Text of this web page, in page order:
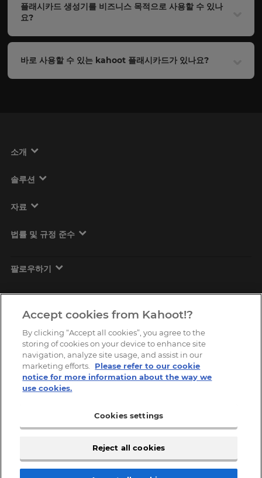
플래시카드 생성기를 비즈니스 목적으로 사용할 수 있나
요?
바로 사용할 수 있는 kahoot 플래시카드가 있나요?
소개
솔루션
자료
법률 및 규정 준수
팔로우하기
Copyright © 2026, Kahoot! All Rights Reserved.
Accept cookies from Kahoot!?
By clicking “Accept all cookies”, you agree to the
storing of cookies on your device to enhance site
navigation, analyze site usage, and assist in our
marketing efforts.
Please refer to our cookie
notice for more information about the way we
use cookies.
Cookies settings
Reject all cookies